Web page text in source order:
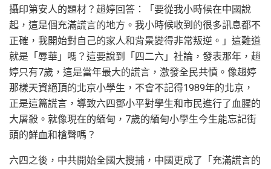
攝印第安人的題材？趙婷回答：「要從我小時候在中國說
起，這是個充滿謊言的地方。我小時候收到的很多訊息都不
正確，我開始對自己的家人和背景變得非常叛逆。」這難道
就是「辱華」嗎？這要說到「四二六」社論，發表那年，趙
婷只有7歲，這是當年最大的謊言，激發全民共憤。像趙婷
那樣天資絕頂的北京小學生，不會不記得1989年的北京，
正是這篇謊言，導致六四鄧小平對學生和市民進行了血腥的
大屠殺。就像現在的緬甸，7歲的緬甸小學生今生能忘記街
頭的鮮血和槍聲嗎？
六四之後，中共開始全國大搜捕，中國更成了「充滿謊言的